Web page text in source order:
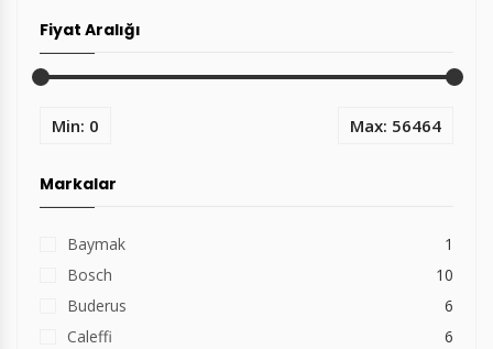
Fiyat Aralığı
Min: 0 Max: 56464
Markalar
Baymak
1
Bosch
10
Buderus
6
Caleffi
6